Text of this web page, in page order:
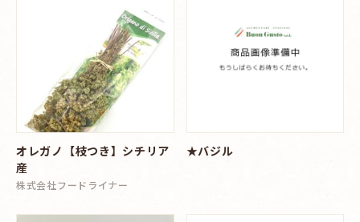
オレガノ【枝つき】シチリア
産
株式会社フードライナー
★バジル